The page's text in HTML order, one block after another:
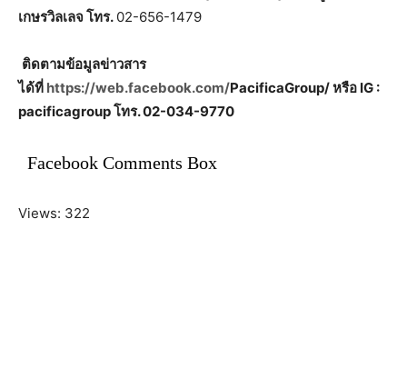
เกษรวิลเลจ โทร. 02-656-1479
ติดตามข้อมูลข่าวสาร
ได้ที่ https://web.facebook.com/PacificaGroup/ หรือ IG :
pacificagroup โทร. 02-034-9770
Facebook Comments Box
Views: 322